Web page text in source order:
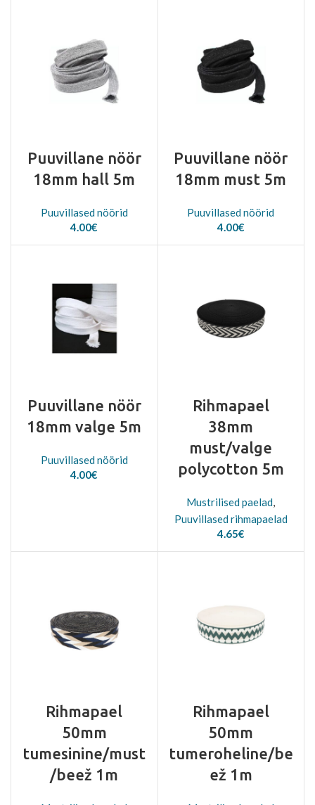
Puuvillane nöör
18mm hall 5m
Puuvillased nöörid
4.00€
Puuvillane nöör
18mm must 5m
Puuvillased nöörid
4.00€
Puuvillane nöör
18mm valge 5m
Puuvillased nöörid
4.00€
Rihmapael
38mm
must/valge
polycotton 5m
Mustrilised paelad
Puuvillased rihmapaelad
4.65€
Rihmapael
50mm
tumesinine/must
/beež 1m
Rihmapael
50mm
tumeroheline/be
ež 1m